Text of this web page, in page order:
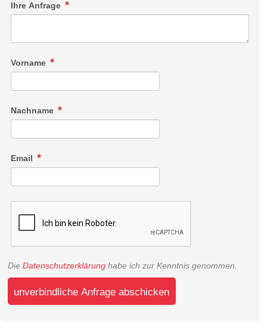
Ihre Anfrage
Vorname
Nachname
Email
Die Datenschutzerklärung habe ich zur Kenntnis genommen.
unverbindliche Anfrage abschicken